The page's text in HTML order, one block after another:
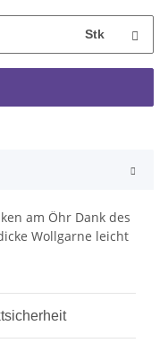
Stk
am Öhr Dank des
Wollgarne leicht